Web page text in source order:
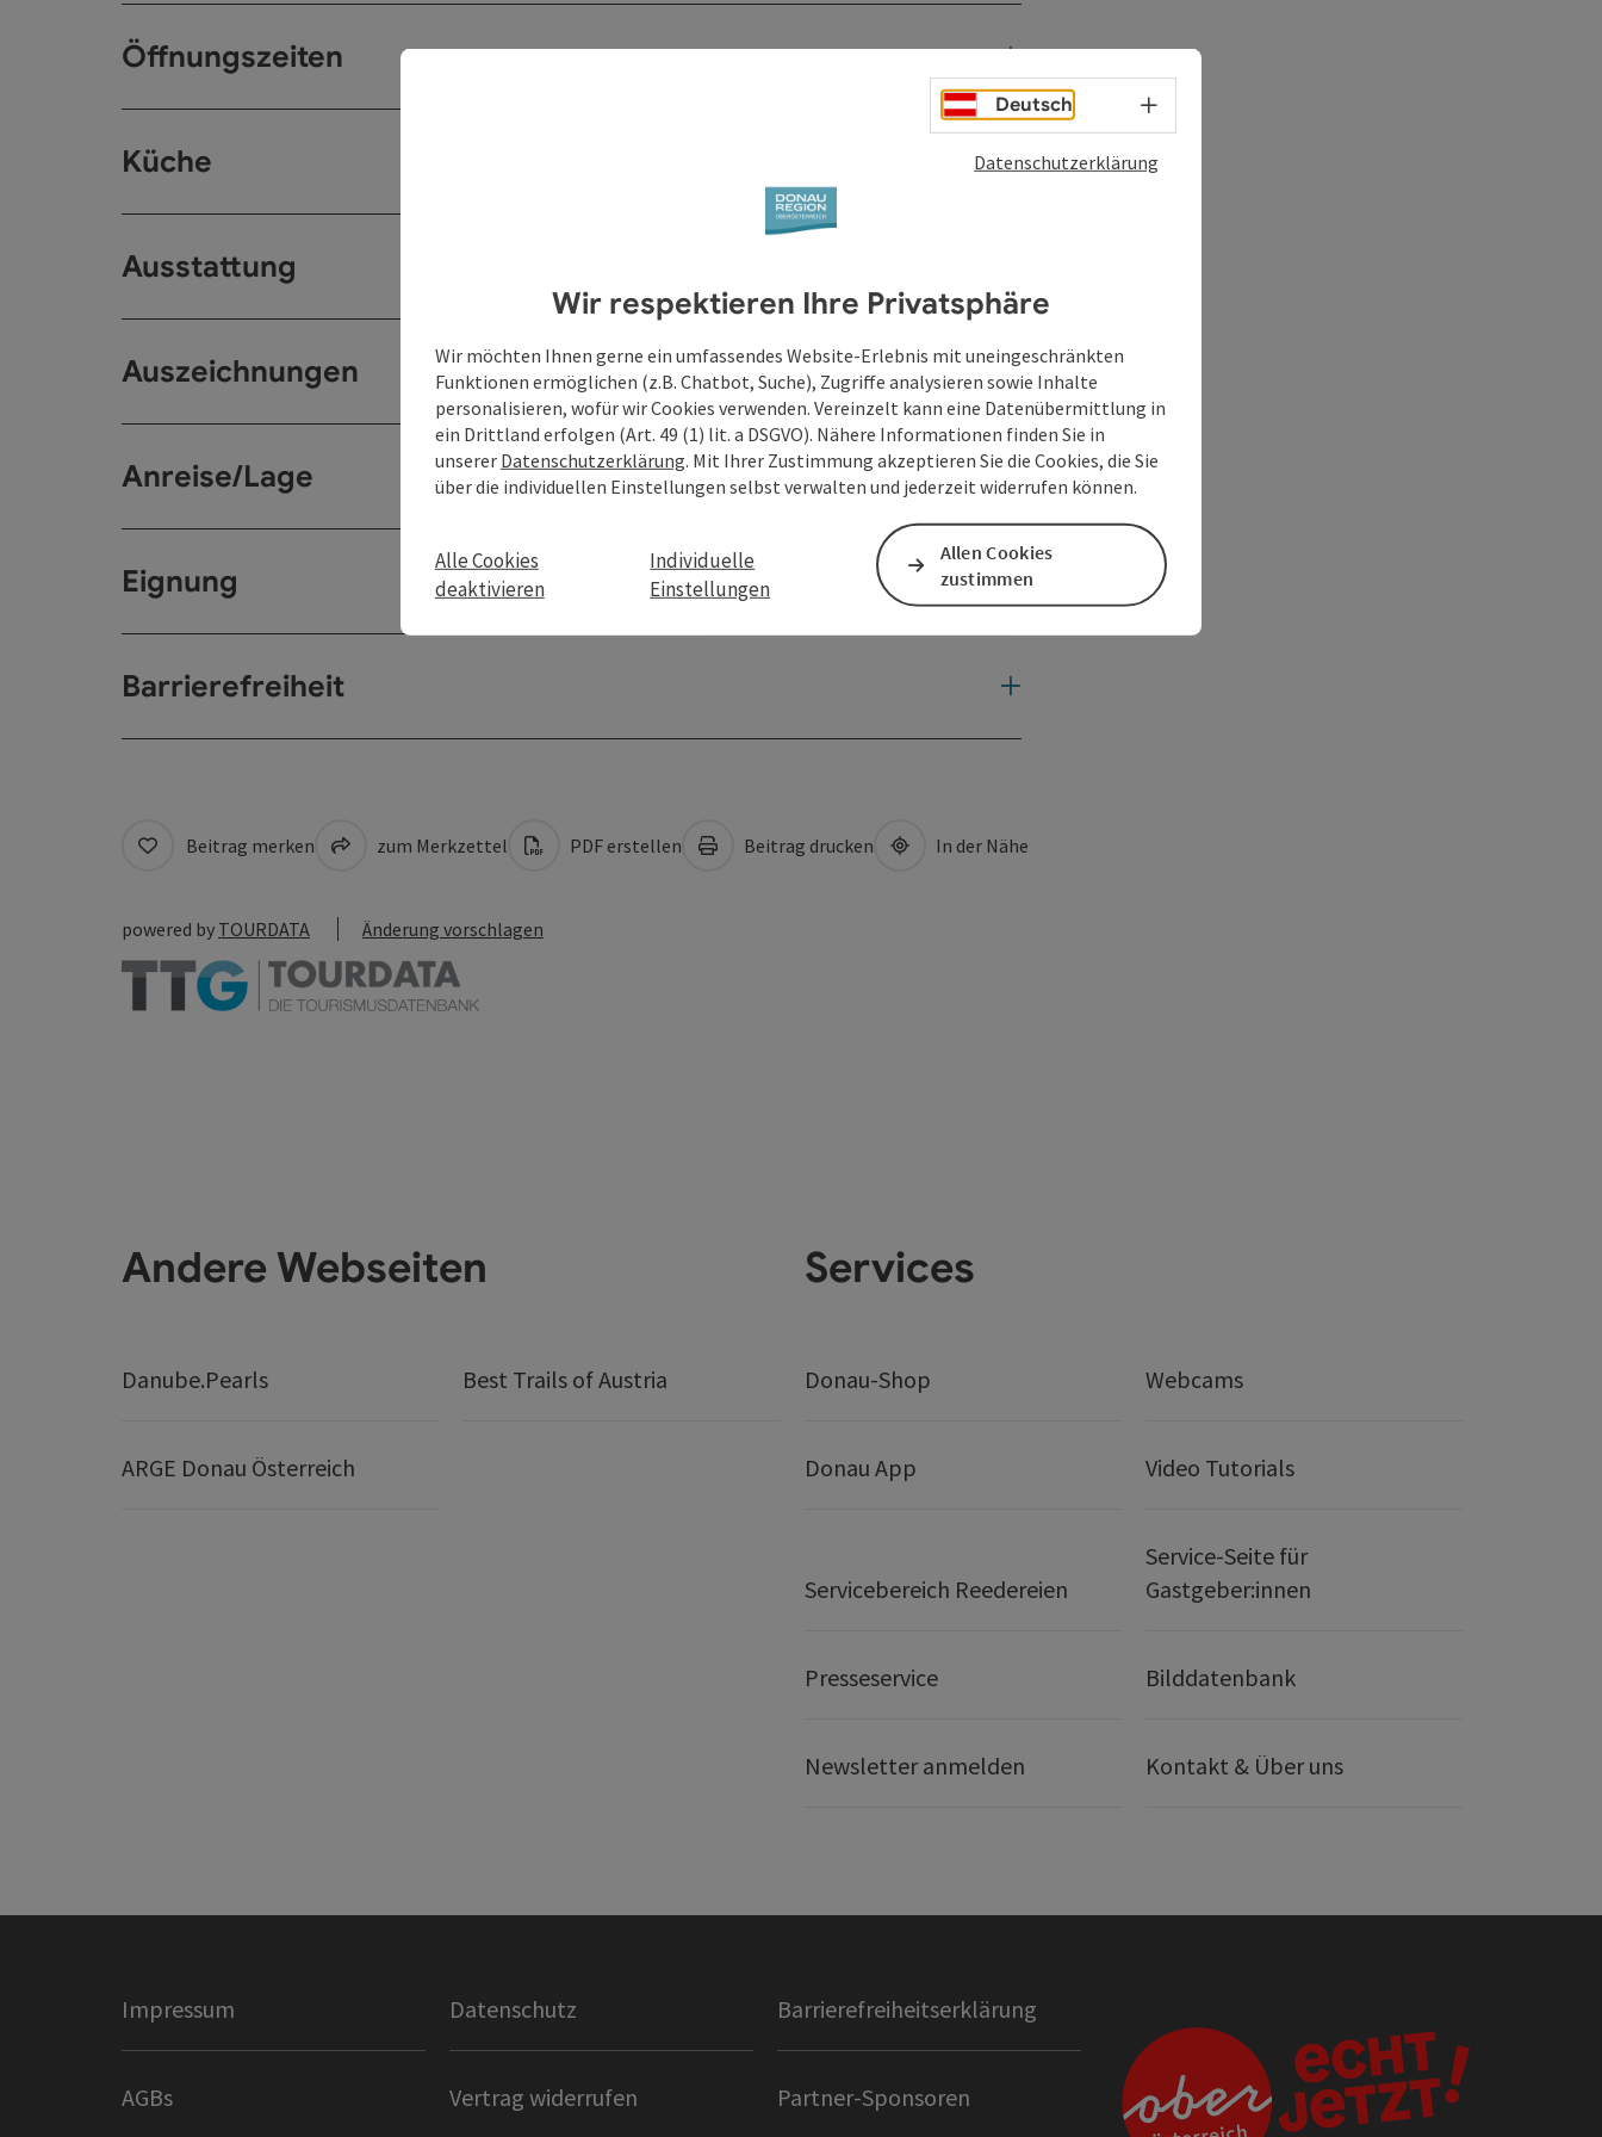
Öffnungszeiten
Küche
Ausstattung
Auszeichnungen
Anreise/Lage
Eignung
Barrierefreiheit
Beitrag merken zum Merkzettel PDF erstellen Beitrag drucken In der Nähe
powered by TOURDATA Änderung vorschlagen
Andere Webseiten
Danube.Pearls Best Trails of Austria
ARGE Donau Österreich
Services
Donau-Shop Webcams
Donau App Video Tutorials
Servicebereich Reedereien
Service-Seite für
Gastgeber:innen
Presseservice Bilddatenbank
Newsletter anmelden Kontakt & Über uns
Impressum Datenschutz Barrierefreiheitserklärung
AGBs Vertrag widerrufen Partner-Sponsoren
Deutsch Sprachwahl - Menü öffnen
Datenschutzerklärung
Wir respektieren Ihre Privatsphäre
Wir möchten Ihnen gerne ein umfassendes Website-Erlebnis mit uneingeschränkten
Funktionen ermöglichen (z.B. Chatbot, Suche), Zugriffe analysieren sowie Inhalte
personalisieren, wofür wir Cookies verwenden. Vereinzelt kann eine Datenübermittlung in
ein Drittland erfolgen (Art. 49 (1) lit. a DSGVO). Nähere Informationen finden Sie in
unserer Datenschutzerklärung. Mit Ihrer Zustimmung akzeptieren Sie die Cookies, die Sie
über die individuellen Einstellungen selbst verwalten und jederzeit widerrufen können.
Alle Cookies
deaktivieren
Individuelle
Einstellungen
Allen Cookies
zustimmen